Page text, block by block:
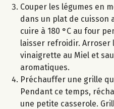
Couper les légumes en
dans un plat de cuisson
cuire à 180 °C au four
laisser refroidir. Arroser
vinaigrette au Miel et
aromatiques.
Préchauffer une grille
Pendant ce temps,
une petite casserole.